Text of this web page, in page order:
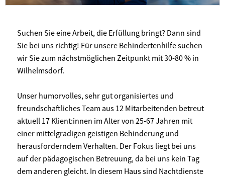
Suchen Sie eine Arbeit, die Erfüllung bringt? Dann sind
Sie bei uns richtig! Für unsere Behindertenhilfe suchen
wir Sie zum nächstmöglichen Zeitpunkt mit 30-80 % in
Wilhelmsdorf.
Unser humorvolles, sehr gut organisiertes und
freundschaftliches Team aus 12 Mitarbeitenden betreut
aktuell 17 Klient:innen im Alter von 25-67 Jahren mit
einer mittelgradigen geistigen Behinderung und
herausforderndem Verhalten. Der Fokus liegt bei uns
auf der pädagogischen Betreuung, da bei uns kein Tag
dem anderen gleicht. In diesem Haus sind Nachtdienste